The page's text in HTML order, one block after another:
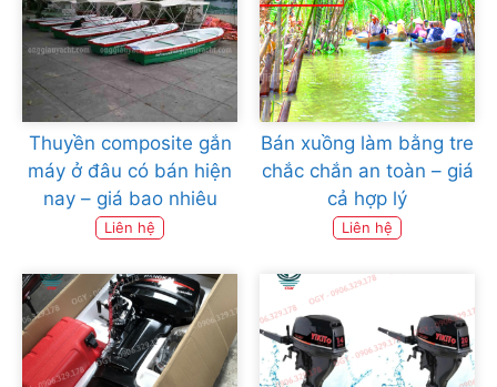
Thuyền composite gắn
máy ở đâu có bán hiện
nay – giá bao nhiêu
Liên hệ
Bán xuồng làm bằng tre
chắc chắn an toàn – giá
cả hợp lý
Liên hệ